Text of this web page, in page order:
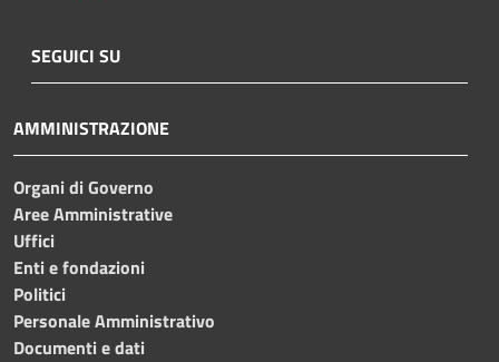
SEGUICI SU
AMMINISTRAZIONE
Organi di Governo
Aree Amministrative
Uffici
Enti e fondazioni
Politici
Personale Amministrativo
Documenti e dati